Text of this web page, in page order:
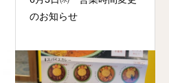
のお知らせ